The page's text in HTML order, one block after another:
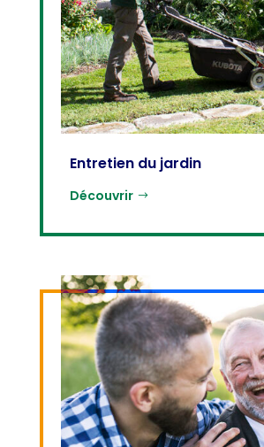
Entretien du jardin
Découvrir